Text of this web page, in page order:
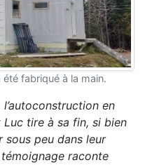
fabriqué à la main.
en
tire à sa fin, si bien
sous peu dans leur
raconte